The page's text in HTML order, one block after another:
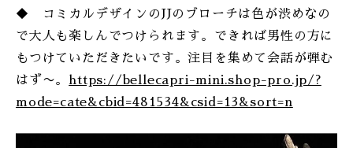
◆ コミカルデザインのJJのブローチは色が渋めなの
で大人も楽しんでつけられます。できれば男性の方に
もつけていただきたいです。注目を集めて会話が弾む
はず〜。 https://bellecapri-mini.shop-pro.jp/?
mode=cate&cbid=481534&csid=13&sort=n